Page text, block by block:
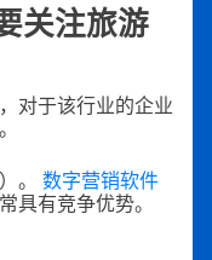
关注旅游
对于该行业的企业
。 数字营销软件
具有竞争优势。